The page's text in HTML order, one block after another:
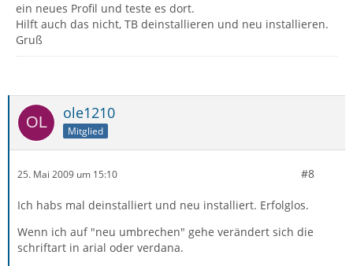
ein neues Profil und teste es dort.
Hilft auch das nicht, TB deinstallieren und neu installieren.
Gruß
ole1210
Mitglied
25. Mai 2009 um 15:10 #8
Ich habs mal deinstalliert und neu installiert. Erfolglos.
Wenn ich auf "neu umbrechen" gehe verändert sich die
schriftart in arial oder verdana.